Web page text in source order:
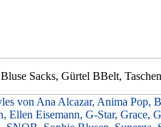
Sacks, Gürtel BBelt,